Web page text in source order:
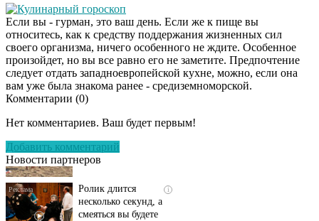
Кулинарный гороскоп
Если вы - гурман, это ваш день. Если же к пище вы
относитесь, как к средству поддержания жизненных сил
своего организма, ничего особенного не ждите. Особенное
произойдет, но вы все равно его не заметите. Предпочтение
следует отдать западноевропейской кухне, можно, если она
вам уже была знакома ранее - средиземноморской.
Комментарии (0)
Нет комментариев. Ваш будет первым!
Добавить комментарий
Новости партнеров
Скрытая камера на
люди вытворяют, когда
их не видят...
несколько секунд, а
смеяться вы будете
долго